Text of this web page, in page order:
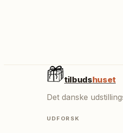
tilbudshuset
Det danske
UDFORSK